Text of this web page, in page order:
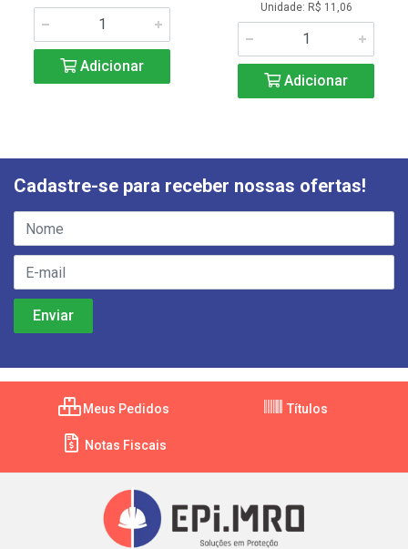
Adicionar
Unidade: R$ 11,06
Adicionar
Cadastre-se para receber nossas ofertas!
Meus Pedidos Títulos
Notas Fiscais